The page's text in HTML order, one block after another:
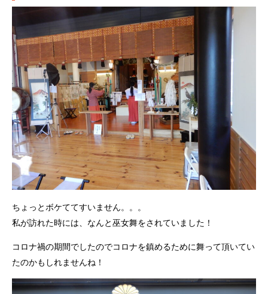
ちょっとボケててすいません。。。
私が訪れた時には、なんと巫女舞をされていました！
コロナ禍の期間でしたのでコロナを鎮めるために舞って頂いてい
たのかもしれませんね！